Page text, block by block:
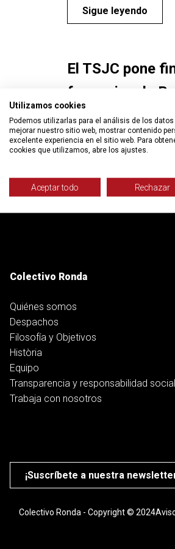
Sigue leyendo
El TSJC pone
farmacias de
Sigue leyendo
Colectivo Ronda
Quiénes somos
Despachos
Filosofía y Objetivos
Història
Equipo
Transparencia y responsabilidad social
Trabaja con nosotros
¡Suscríbete a nuestra
Colectivo Ronda - Copyright © 2024
Utilizamos cookies
Podemos utilizarlas para el análisis de los
mejorar nuestro sitio web, mostrar contenido
excelente experiencia en el sitio web. Para
cookies que utilizamos, abre los ajustes.
Aceptar todo Rechazar